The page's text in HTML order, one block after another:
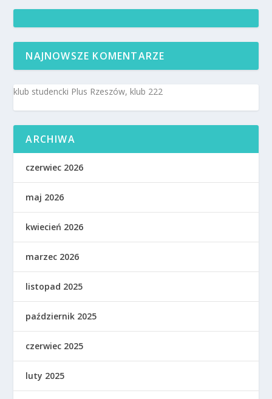
NAJNOWSZE KOMENTARZE
klub studencki Plus Rzeszów, klub 222
ARCHIWA
czerwiec 2026
maj 2026
kwiecień 2026
marzec 2026
listopad 2025
październik 2025
czerwiec 2025
luty 2025